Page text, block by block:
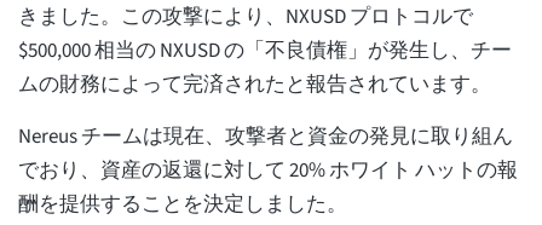
きました。この攻撃により、NXUSD プロトコルで
$500,000 相当の NXUSD の「不良債権」が発生し、チー
ムの財務によって完済されたと報告されています。
Nereus チームは現在、攻撃者と資金の発見に取り組ん
でおり、資産の返還に対して 20% ホワイト ハットの報
酬を提供することを決定しました。